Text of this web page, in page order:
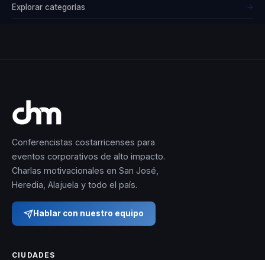
Explorar categorías →
Conferencistas costarricenses para
eventos corporativos de alto impacto.
Charlas motivacionales en San José,
Heredia, Alajuela y todo el país.
Hablar con nuestro equipo
CIUDADES